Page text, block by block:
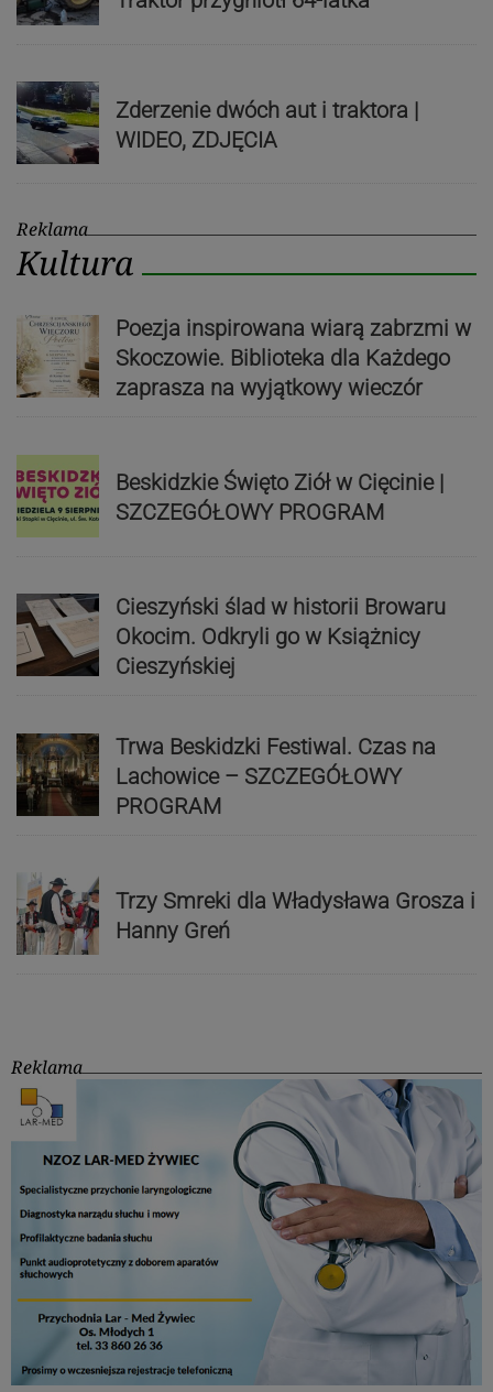
Zderzenie dwóch aut i traktora |
WIDEO, ZDJĘCIA
Reklama
Kultura
Poezja inspirowana wiarą zabrzmi w
Skoczowie. Biblioteka dla Każdego
zaprasza na wyjątkowy wieczór
Beskidzkie Święto Ziół w Cięcinie |
SZCZEGÓŁOWY PROGRAM
Cieszyński ślad w historii Browaru
Okocim. Odkryli go w Książnicy
Cieszyńskiej
Trwa Beskidzki Festiwal. Czas na
Lachowice – SZCZEGÓŁOWY
PROGRAM
Trzy Smreki dla Władysława Grosza i
Hanny Greń
Reklama